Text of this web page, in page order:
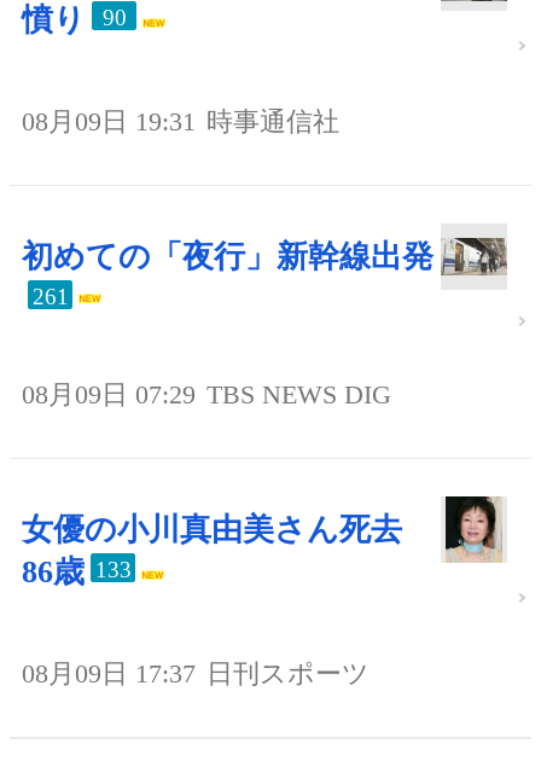
憤り
90
08月09日 19:31 時事通信社
初めての「夜行」新幹線出発
261
08月09日 07:29 TBS NEWS DIG
女優の小川真由美さん死去
86歳 133
08月09日 17:37 日刊スポーツ